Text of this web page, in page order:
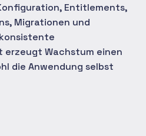
Entitlements,
Migrationen und
erzeugt Wachstum einen
die Anwendung selbst